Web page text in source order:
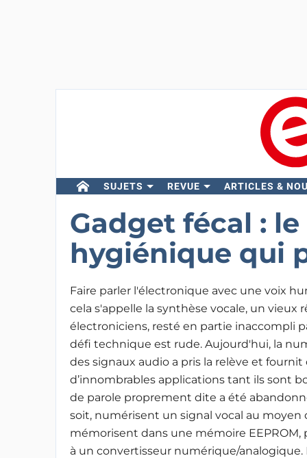
SUJETS REVUE ARTICLES &
Gadget fécal :
hygiénique qui
Faire parler l'électronique avec une voix
cela s'appelle la synthèse vocale, un vieux
électroniciens, resté en partie inaccompli
défi technique est rude. Aujourd'hui, la
des signaux audio a pris la relève et
d’innombrables applications tant ils sont
de parole proprement dite a été
soit, numérisent un signal vocal au moyen
mémorisent dans une mémoire
à un convertisseur numérique/